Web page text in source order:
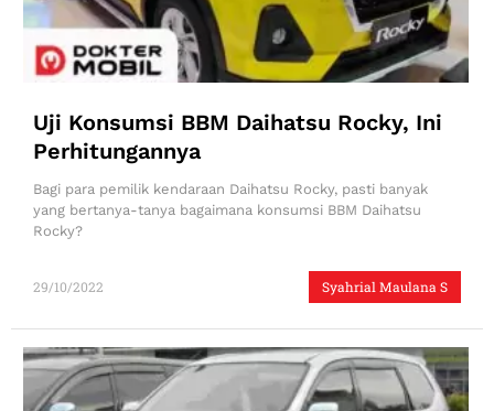
Uji Konsumsi BBM Daihatsu Rocky, Ini
Perhitungannya
Syahrial Maulana S
29/10/2022
Bagi para pemilik kendaraan Daihatsu Rocky, pasti banyak
yang bertanya-tanya bagaimana konsumsi BBM Daihatsu
Rocky?